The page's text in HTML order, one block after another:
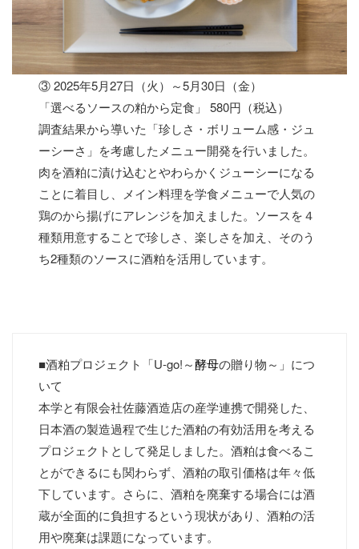
③ 2025年5月27日（火）～5月30日（金）
「選べるソースの粕から定食」 580円（税込）
調査結果から導いた「珍しさ・ボリューム感・ジュ
ーシーさ」を考慮したメニュー開発を行いました。
肉を酒粕に漬け込むとやわらかくジューシーになる
ことに着目し、メイン料理を学食メニューで人気の
鶏のから揚げにアレンジを加えました。ソースを４
種類用意することで珍しさ、楽しさを加え、そのう
ち2種類のソースに酒粕を活用しています。
■酒粕プロジェクト「U-go!～酵母の贈り物～」につ
いて
本学と有限会社佐藤酒造店の産学連携で開発した、
日本酒の製造過程で生じた酒粕の有効活用を考える
プロジェクトとして発足しました。酒粕は食べるこ
とができるにも関わらず、酒粕の取引価格は年々低
下しています。さらに、酒粕を廃棄する場合には酒
蔵が全面的に負担するという現状があり、酒粕の活
用や廃棄は課題になっています。